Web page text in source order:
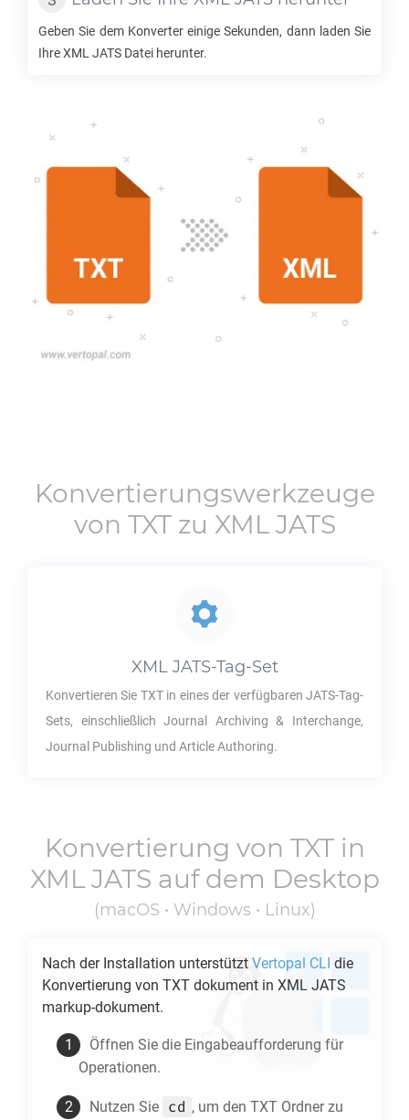
Geben Sie dem Konverter einige Sekunden, dann laden Sie
IhreXML JATS Datei herunter.
Konvertierungswerkzeuge
von TXTzu XML JATS
XML JATS-Tag-Set
Konvertieren Sie TXTin eines der verfügbaren JATS-Tag-
Sets, einschließlich Journal Archiving & Interchange,
Journal Publishing und Article Authoring.
Konvertierung von TXTin
XML JATS auf dem Desktop
(macOS • Windows • Linux)
Nach der Installation unterstützt Vertopal CLI die
Konvertierung von TXT dokument in XML JATS
markup-dokument.
Öffnen Sie die Eingabeaufforderung für
Operationen.
Nutzen Sie cd , um den TXT Ordner zu